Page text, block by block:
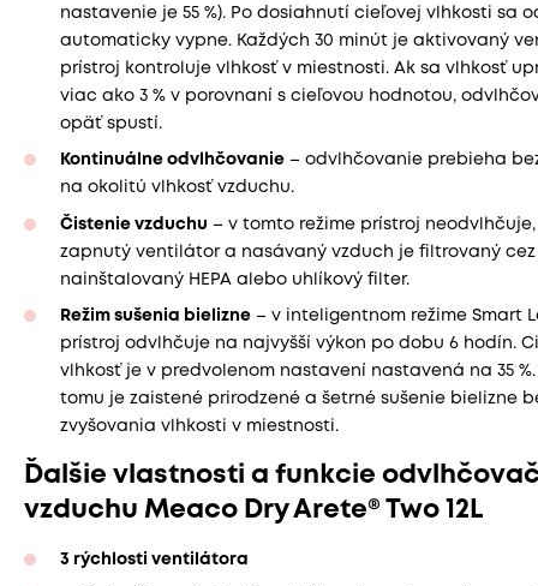
nastavenie je 55 %). Po dosiahnutí cieľovej vlhkosti sa
automaticky vypne. Každých 30 minút je aktivovaný
prístroj kontroluje vlhkosť v miestnosti. Ak sa vlhkosť
viac ako 3 % v porovnaní s cieľovou hodnotou,
opäť spustí.
Kontinuálne odvlhčovanie – odvlhčovanie prebieha
na okolitú vlhkosť vzduchu.
Čistenie vzduchu – v tomto režime prístroj
zapnutý ventilátor a nasávaný vzduch je filtrovaný cez
nainštalovaný HEPA alebo uhlíkový filter.
Režim sušenia bielizne – v inteligentnom režime Smart
prístroj odvlhčuje na najvyšší výkon po dobu 6 hodín.
vlhkosť je v predvolenom nastavení nastavená na 35
tomu je zaistené prirodzené a šetrné sušenie bielizne
zvyšovania vlhkosti v miestnosti.
Ďalšie vlastnosti a funkcie
vzduchu Meaco Dry Arete® Two 12L
3 rýchlosti ventilátora